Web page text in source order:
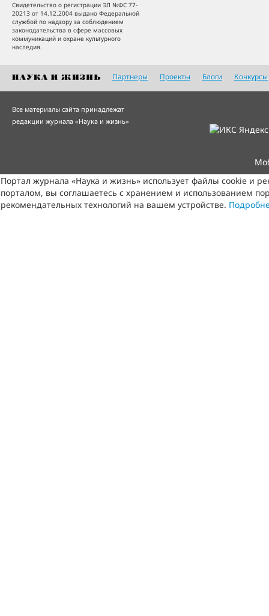
Свидетельство о регистрации ЭЛ №ФС 77-
20213 от 14.12.2004 выдано Федеральной
службой по надзору за соблюдением
законодательства в сфере массовых
коммуникаций и охране культурного
наследия.
Партнеры Проекты Блоги Конкурсы
Все материалы сайта принадлежат
редакции журнала «Наука и жизнь»
Портал журнала «Наука и жизнь» использует файлы cookie и
порталом, вы соглашаетесь с хранением и использованием
рекомендательных технологий на вашем устройстве.